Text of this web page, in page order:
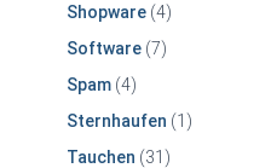
Shopware (4)
Software (7)
Spam (4)
Sternhaufen (1)
Tauchen (31)